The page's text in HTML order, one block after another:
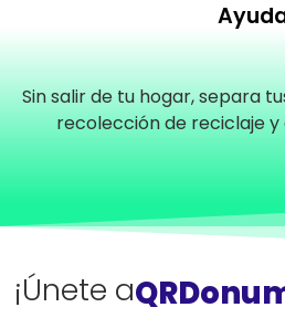
Sin salir de tu hogar, separa
recolección de reciclaje y
¡Únete a